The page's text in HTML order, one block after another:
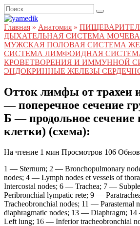
Перейти
к
содержанию
Search
for:
Главная » Анатомия »
ДЫХАТЕЛЬНАЯ СИСТЕМА
МУЖСКАЯ ПОЛОВАЯ СИСТЕМА
СИСТЕМА ЛИМФОИДНАЯ
КРОВЕТВОРЕНИЯ И ИММУННОЙ
ЭНДОКРИННЫЕ ЖЕЛЕЗЫ
Отток лимфы от трахеи
— поперечное сечение
Б — продольное сечение
клетки) (схема):
На чтение 1 мин Просмотров 106
1 — Sternum; 2 — Bronchopulmonary
nodes; 4 — Lymph nodes et vessels of
Intercostal nodes; 6 — Trachea; 7 —
Peribronchial lympatic rete; 9 —
Tracheobronchial nodes; 11 — Parasternal
diaphragmatic nodes; 13 — Diaphragm;
Left lung; 16 — Inferior tracheobronchial